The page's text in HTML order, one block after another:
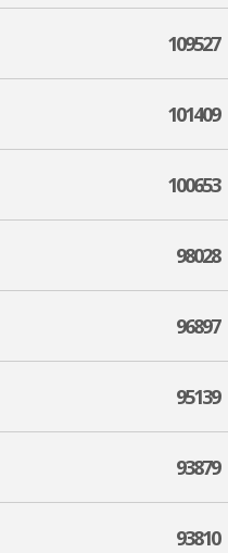
109527
101409
100653
98028
96897
95139
93879
93810